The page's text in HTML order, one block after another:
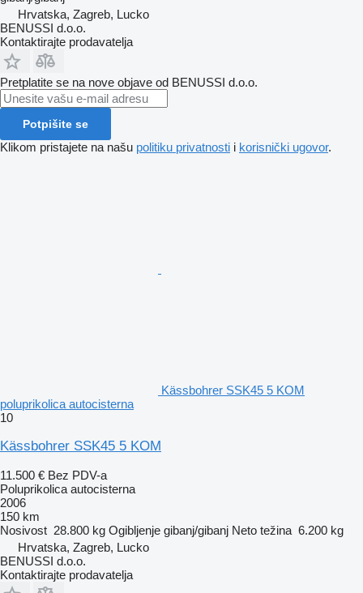
Hrvatska, Zagreb, Lucko
BENUSSI d.o.o.
Kontaktirajte prodavatelja
Pretplatite se na nove objave od BENUSSI d.o.o.
Potpišite se
Klikom pristajete na našu politiku privatnosti i korisnički ugovor.
Kässbohrer SSK45 5 KOM
poluprikolica autocisterna
10
Kässbohrer SSK45 5 KOM
11.500 € Bez PDV-a
Poluprikolica autocisterna
2006
150 km
Nosivost 28.800 kg Ogibljenje gibanj/gibanj Neto težina 6.200 kg
Hrvatska, Zagreb, Lucko
BENUSSI d.o.o.
Kontaktirajte prodavatelja